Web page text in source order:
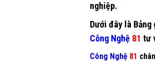
nghiệp.
Dưới đây là
Công Nghệ 81 tư
Công Nghệ 81